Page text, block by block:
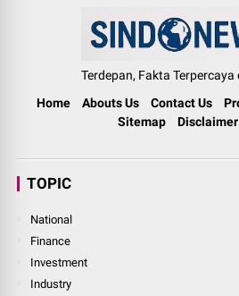
Terdepan, Fakta
Home
Abouts Us Contact Us
Sitemap
Disclaimer
TOPIC
National
Finance
Investment
Industry